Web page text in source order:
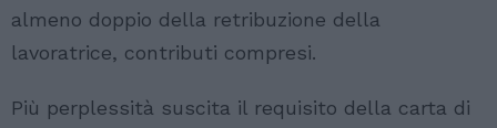
almeno doppio della retribuzione della
lavoratrice, contributi compresi.
Più perplessità suscita il requisito della carta di